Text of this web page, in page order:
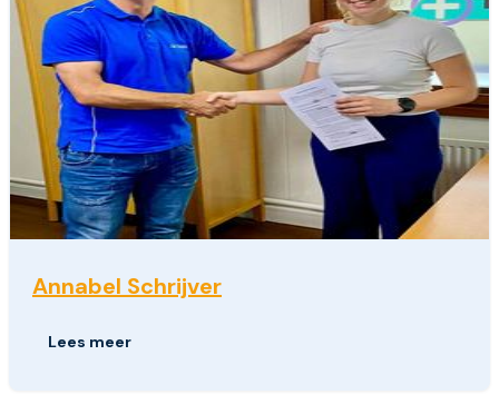
Annabel Schrijver
Lees meer